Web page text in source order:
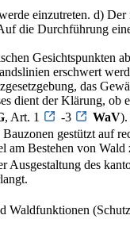
einzutreten. d)
die Durchführung
Gesichtspunkten
erschwert
das
dient der Klärung,
, Art. 1 -3 WaV).
Bauzonen gestützt auf
Bestehen von
Ausgestaltung des
Waldfunktionen